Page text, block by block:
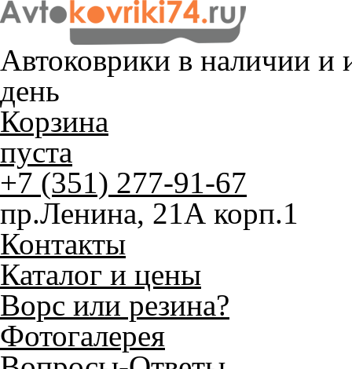
Автоковрики в наличии и
день
Корзина
пуста
+7 (351) 277-91-67
пр.Ленина, 21А корп.1
Контакты
Каталог и цены
Ворс или резина?
Фотогалерея